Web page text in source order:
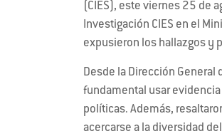
(CIES), este viernes 25 de
Investigación CIES en el
expusieron los hallazgos y
Desde la Dirección General
fundamental usar evidencia
políticas. Además,
acercarse a la diversidad